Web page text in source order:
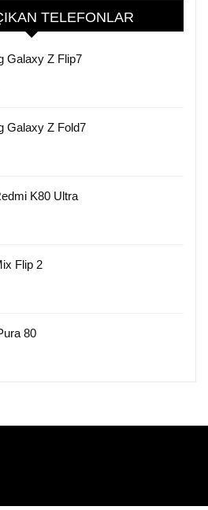
TELEFONLAR
Galaxy Z Flip7
Galaxy Z Fold7
K80 Ultra
Flip 2
80